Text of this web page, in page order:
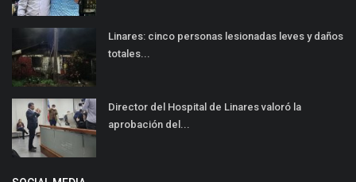
Linares: cinco personas lesionadas leves y daños
totales...
Director del Hospital de Linares valoró la
aprobación del...